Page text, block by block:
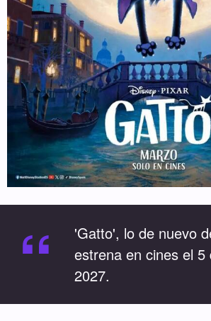
“
'Gatto', lo de nuevo
estrena en cines el
2027.